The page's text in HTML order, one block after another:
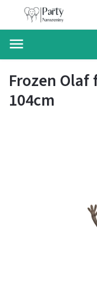
Frozen
104cm